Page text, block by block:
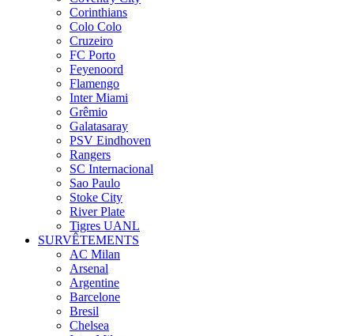
Corinthians
Colo Colo
Cruzeiro
FC Porto
Feyenoord
Flamengo
Inter Miami
Grêmio
Galatasaray
PSV Eindhoven
Rangers
SC Internacional
Sao Paulo
Stoke City
River Plate
Tigres UANL
SURVÊTEMENTS
AC Milan
Arsenal
Argentine
Barcelone
Bresil
Chelsea